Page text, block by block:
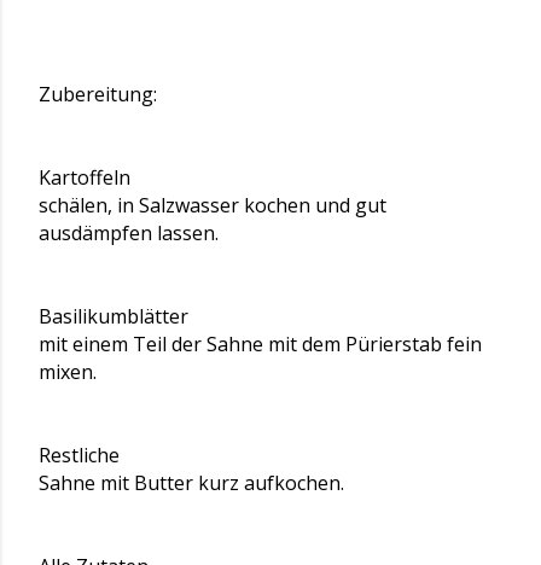
Zubereitung:
Kartoffeln
schälen, in Salzwasser kochen und gut
ausdämpfen lassen.
Basilikumblätter
mit einem Teil der Sahne mit dem Pürierstab fein
mixen.
Restliche
Sahne mit Butter kurz aufkochen.